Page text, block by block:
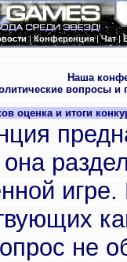
|Конференция|Чат|
Наша
вопросы
оценка и итоги
она
не